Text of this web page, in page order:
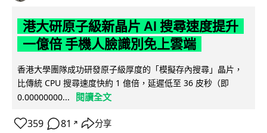
港大研原子級新晶片 AI 搜尋速度提升
一億倍 手機人臉識別免上雲端
香港大學團隊成功研發原子級厚度的「模擬存內搜尋」晶片，
比傳統 CPU 搜尋速度快約 1 億倍，延遲低至 36 皮秒（即
0.00000000...
閱讀全文
359 81 ↗ 分享